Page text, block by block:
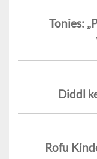
Tonies:
Diddl
Rofu